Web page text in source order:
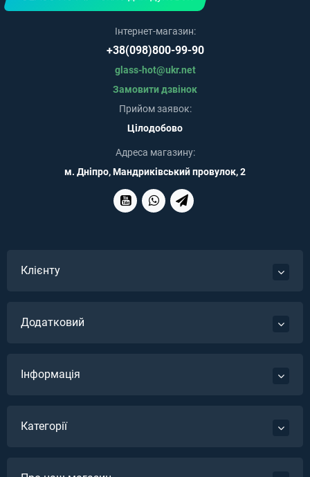
Інтернет-магазин:
+38(098)800-99-90
glass-hot@ukr.net
Замовити дзвінок
Прийом заявок:
Цілодобово
Адреса магазину:
м. Дніпро, Мандриківський провулок, 2
Клієнту
Додатковий
Інформація
Категорії